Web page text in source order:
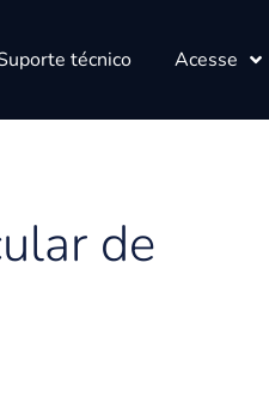
técnico Acesse
de